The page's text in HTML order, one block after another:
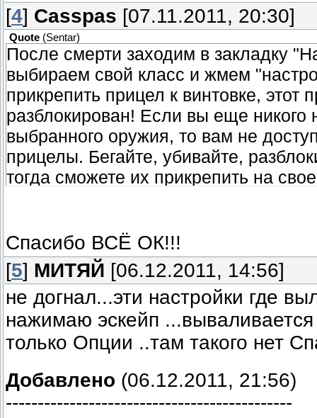
[4] Casspas [07.11.2011, 20:30]
Quote (Sentar)
После смерти заходим в закладку
выбираем свой класс и жмем
прикрепить прицел к винтовке, этот
разблокирован! Если вы еще никого
выбранного оружия, то вам не
прицелы. Бегайте, убивайте,
тогда сможете их прикрепить на
Спасибо ВСЁ ОК!!!
[5] МИТЯЙ [06.12.2011, 14:56]
не догнал...эти настройки где
нажимаю эскейп
только Опции ..там такого нет
Добавлено (06.12.2011, 21:56)
---------------------------------------------